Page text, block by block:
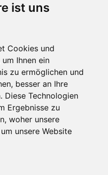
ist uns
Cookies und
Ihnen ein
zu ermöglichen und
besser an Ihre
Diese Technologien
Ergebnisse zu
woher unsere
unsere Website
Newsletter